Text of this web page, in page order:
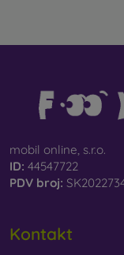
mobil online, s.r.o.
ID: 44547722
PDV broj:
Kontakt